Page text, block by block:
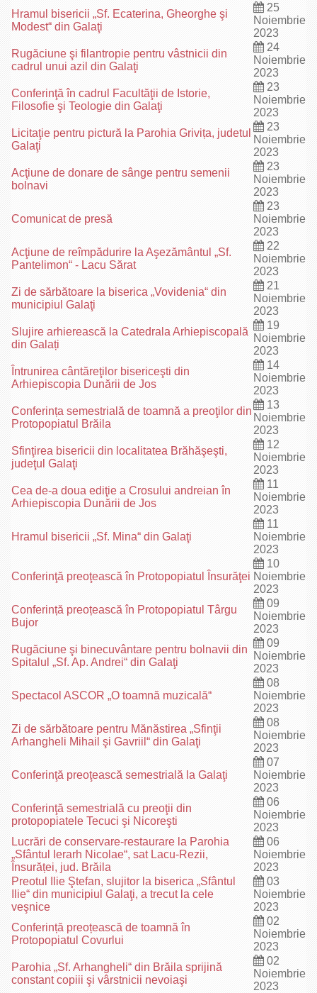
Hramul bisericii „Sf. Ecaterina, Gheorghe şi
Modest“ din Galaţi
25
Noiembrie
2023
Rugăciune şi filantropie pentru vâstnicii din
cadrul unui azil din Galaţi
24
Noiembrie
2023
Conferinţă în cadrul Facultăţii de Istorie,
Filosofie şi Teologie din Galaţi
23
Noiembrie
2023
Licitaţie pentru pictură la Parohia Grivița, judetul
Galaţi
23
Noiembrie
2023
Acţiune de donare de sânge pentru semenii
bolnavi
23
Noiembrie
2023
Comunicat de presă
23
Noiembrie
2023
Acţiune de reîmpădurire la Aşezământul „Sf.
Pantelimon“ - Lacu Sărat
22
Noiembrie
2023
Zi de sărbătoare la biserica „Vovidenia“ din
municipiul Galaţi
21
Noiembrie
2023
Slujire arhierească la Catedrala Arhiepiscopală
din Galați
19
Noiembrie
2023
Întrunirea cântăreţilor bisericeşti din
Arhiepiscopia Dunării de Jos
14
Noiembrie
2023
Conferința semestrială de toamnă a preoţilor din
Protopopiatul Brăila
13
Noiembrie
2023
Sfinţirea bisericii din localitatea Brăhăşeşti,
judeţul Galaţi
12
Noiembrie
2023
Cea de-a doua ediţie a Crosului andreian în
Arhiepiscopia Dunării de Jos
11
Noiembrie
2023
Hramul bisericii „Sf. Mina“ din Galaţi
11
Noiembrie
2023
Conferinţă preoţească în Protopopiatul Însurăţei
10
Noiembrie
2023
Conferință preoțească în Protopopiatul Târgu
Bujor
09
Noiembrie
2023
Rugăciune şi binecuvântare pentru bolnavii din
Spitalul „Sf. Ap. Andrei“ din Galaţi
09
Noiembrie
2023
Spectacol ASCOR „O toamnă muzicală“
08
Noiembrie
2023
Zi de sărbătoare pentru Mănăstirea „Sfinţii
Arhangheli Mihail şi Gavriil“ din Galaţi
08
Noiembrie
2023
Conferinţă preoţească semestrială la Galaţi
07
Noiembrie
2023
Conferinţă semestrială cu preoţii din
protopopiatele Tecuci şi Nicoreşti
06
Noiembrie
2023
Lucrări de conservare-restaurare la Parohia
„Sfântul Ierarh Nicolae“, sat Lacu-Rezii,
Însurăței, jud. Brăila
06
Noiembrie
2023
Preotul Ilie Ştefan, slujitor la biserica „Sfântul
Ilie“ din municipiul Galaţi, a trecut la cele
veşnice
03
Noiembrie
2023
Conferință preoțească de toamnă în
Protopopiatul Covurlui
02
Noiembrie
2023
Parohia „Sf. Arhangheli“ din Brăila sprijină
constant copiii şi vârstnicii nevoiaşi
02
Noiembrie
2023